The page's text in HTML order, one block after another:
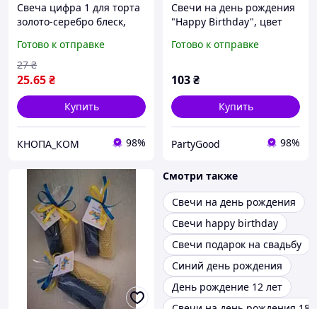
Свеча цифра 1 для торта
золото-серебро блеск,
день рождения
Готово к отправке
25.65₴
27 ₴
Купить
КНОПА_КОМ 98%
Свечи на день рождения
"Happy Birthday", цвет
шт
Готово к отправке
103₴
Купить
PartyGood 98%
Смотри также
Свечи на день рождения
Свечи happy birthday
Свечи подарок на свадьбу
Синий день рождения
День рождение 12 лет